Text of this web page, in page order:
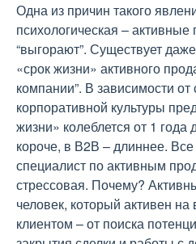
Одна из причин такого
психологическая –
“выгорают”. Существует
«срок жизни» активного
компании”. В зависимости
корпоративной культуры
жизни» колеблется от 1
короче, в В2В – длиннее.
специалист по активным
стрессовая. Почему?
человек, который активен
клиентом – от поиска